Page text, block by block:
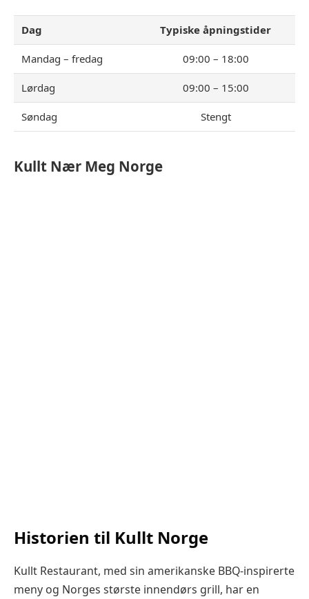
Dag Typiske åpningstider
Mandag – fredag 09:00 – 18:00
Lørdag 09:00 – 15:00
Søndag Stengt
Kullt Nær Meg Norge
Historien til Kullt Norge
Kullt Restaurant, med sin amerikanske BBQ-inspirerte
meny og Norges største innendørs grill, har en